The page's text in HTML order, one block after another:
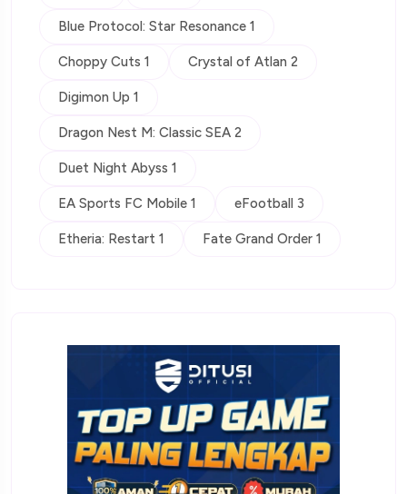
Blue Protocol: Star Resonance 1
Choppy Cuts 1 Crystal of Atlan 2
Digimon Up 1
Dragon Nest M: Classic SEA 2
Duet Night Abyss 1
EA Sports FC Mobile 1 eFootball 3
Etheria: Restart 1 Fate Grand Order 1